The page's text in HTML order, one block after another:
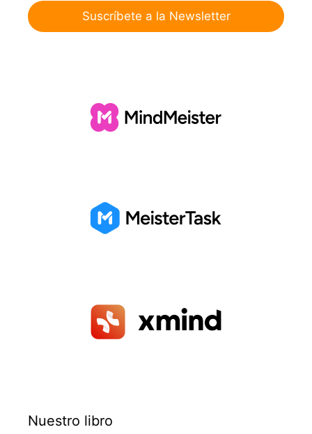
Suscríbete a la Newsletter
Nuestro libro